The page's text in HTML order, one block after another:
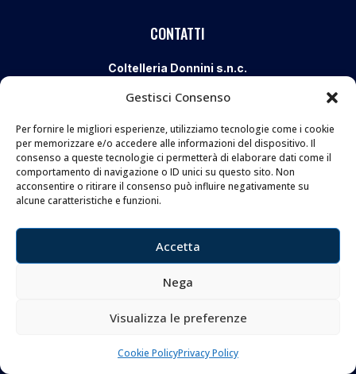
Gestisci Consenso
Per fornire le migliori esperienze, utilizziamo tecnologie come i cookie
per memorizzare e/o accedere alle informazioni del dispositivo. Il
consenso a queste tecnologie ci permetterà di elaborare dati come il
comportamento di navigazione o ID unici su questo sito. Non
acconsentire o ritirare il consenso può influire negativamente su
alcune caratteristiche e funzioni.
Accetta
Nega
Visualizza le preferenze
Cookie PolicyPrivacy Policy
CONTATTI
Coltelleria Donnini s.n.c.
Telefono e WhatsApp:055 661 438
Email:
info@donninicoltelleria.it
Copyright © 2026 Coltelleria Donnini. All Rights